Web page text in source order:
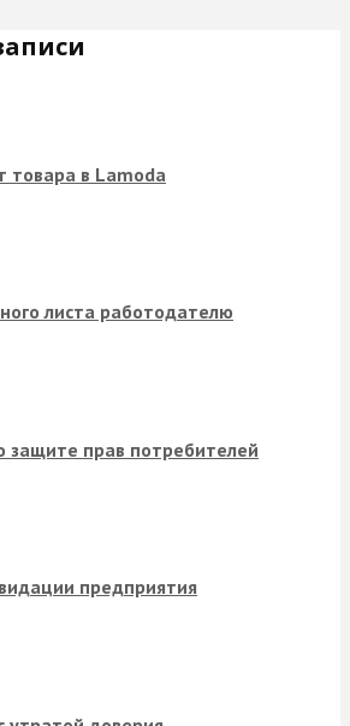
товара в Lamoda
листа работодателю
защите прав потребителей
предприятия